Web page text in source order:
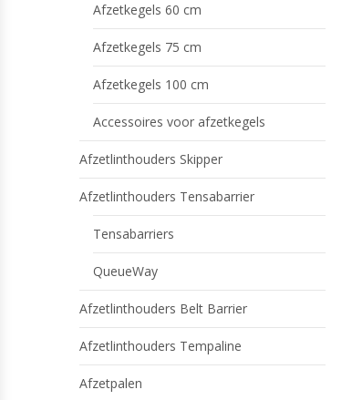
Afzetkegels 60 cm
Afzetkegels 75 cm
Afzetkegels 100 cm
Accessoires voor afzetkegels
Afzetlinthouders Skipper
Afzetlinthouders Tensabarrier
Tensabarriers
QueueWay
Afzetlinthouders Belt Barrier
Afzetlinthouders Tempaline
Afzetpalen